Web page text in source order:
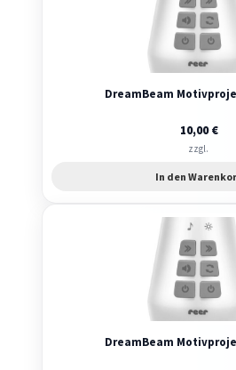
DreamBeam
10,00€
zzgl.
In den
DreamBeam